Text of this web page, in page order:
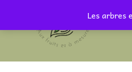
Les arbres
contenu